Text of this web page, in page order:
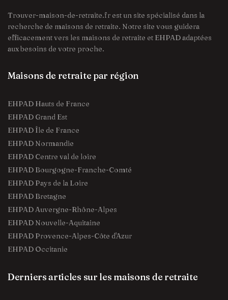
Trouver-maison-de-retraite.fr est un site spécialisé dans la
recherche de maisons de retraite. Notre site vous guidera
efficacement vers les maisons de retraite et EHPAD adaptées
aux besoins de votre proche.
Maisons de retraite par région
EHPAD Hauts de France
EHPAD Grand Est
EHPAD Île de France
EHPAD Normandie
EHPAD Centre val de loire
EHPAD Bourgogne-Franche-Comté
EHPAD Pays de la Loire
EHPAD Bretagne
EHPAD Auvergne-Rhône-Alpes
EHPAD Nouvelle-Aquitaine
EHPAD Provence-Alpes-Côte d'Azur
EHPAD Occitanie
Derniers articles sur les maisons de retraite